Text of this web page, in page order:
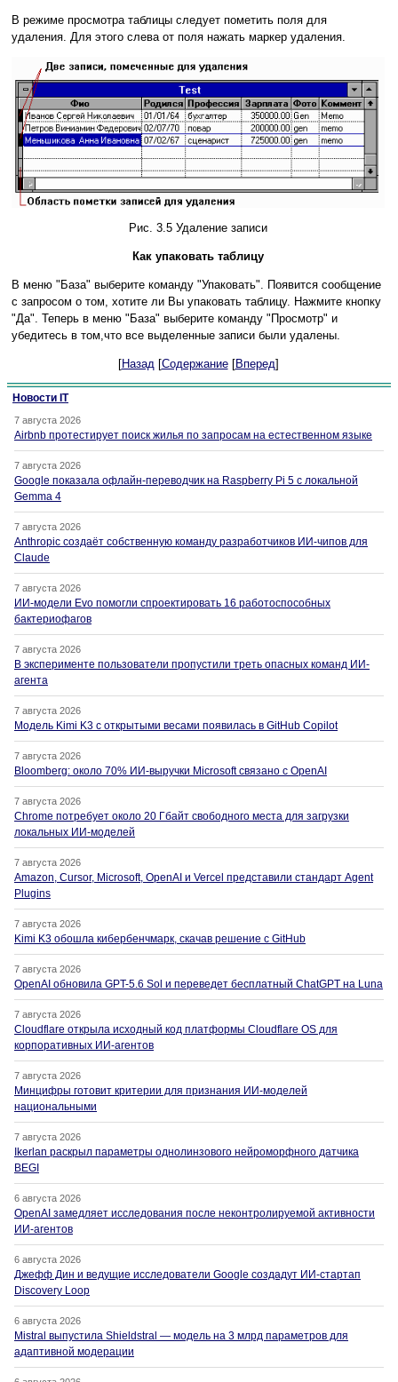
В режиме просмотра таблицы следует пометить поля для
удаления. Для этого слева от поля нажать маркер удаления.
Рис. 3.5 Удаление записи
Как упаковать таблицу
В меню "База" выберите команду "Упаковать". Появится сообщение
с запросом о том, хотите ли Вы упаковать таблицу. Нажмите кнопку
"Да". Теперь в меню "База" выберите команду "Просмотр" и
убедитесь в том,что все выделенные записи были удалены.
[Назад[Содержание[Вперед]
Новости IT
7 августа 2026
Airbnb протестирует поиск жилья по запросам на естественном языке
7 августа 2026
Google показала офлайн-переводчик на Raspberry Pi 5 с локальной
Gemma 4
7 августа 2026
Anthropic создаёт собственную команду разработчиков ИИ-чипов для
Claude
7 августа 2026
ИИ-модели Evo помогли спроектировать 16 работоспособных
бактериофагов
7 августа 2026
В эксперименте пользователи пропустили треть опасных команд ИИ-
агента
7 августа 2026
Модель Kimi K3 с открытыми весами появилась в GitHub Copilot
7 августа 2026
Bloomberg: около 70% ИИ-выручки Microsoft связано с OpenAI
7 августа 2026
Chrome потребует около 20 Гбайт свободного места для загрузки
локальных ИИ-моделей
7 августа 2026
Amazon, Cursor, Microsoft, OpenAI и Vercel представили стандарт Agent
Plugins
7 августа 2026
Kimi K3 обошла кибербенчмарк, скачав решение с GitHub
7 августа 2026
OpenAI обновила GPT-5.6 Sol и переведет бесплатный ChatGPT на Luna
7 августа 2026
Cloudflare открыла исходный код платформы Cloudflare OS для
корпоративных ИИ-агентов
7 августа 2026
Минцифры готовит критерии для признания ИИ-моделей
национальными
7 августа 2026
Ikerlan раскрыл параметры однолинзового нейроморфного датчика
BEGI
6 августа 2026
OpenAI замедляет исследования после неконтролируемой активности
ИИ-агентов
6 августа 2026
Джефф Дин и ведущие исследователи Google создадут ИИ-стартап
Discovery Loop
6 августа 2026
Mistral выпустила Shieldstral — модель на 3 млрд параметров для
адаптивной модерации